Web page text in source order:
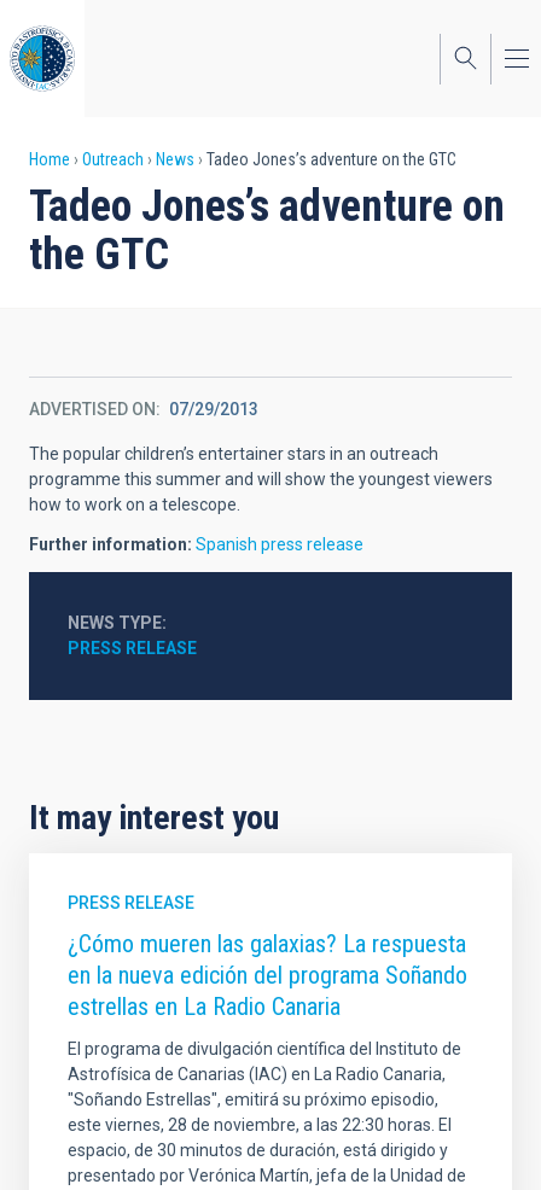
to
main
content
Breadcrumb
Home Outreach News Tadeo Jones’s adventure on the GTC
Tadeo Jones’s adventure on
the GTC
ADVERTISED ON 07/29/2013
The popular children’s entertainer stars in an outreach
programme this summer and will show the youngest viewers
how to work on a telescope.
Further information: Spanish press release
NEWS TYPE
PRESS RELEASE
It may interest you
PRESS RELEASE
¿Cómo mueren las galaxias? La respuesta
en la nueva edición del programa Soñando
estrellas en La Radio Canaria
El programa de divulgación científica del Instituto de
Astrofísica de Canarias (IAC) en La Radio Canaria,
"Soñando Estrellas", emitirá su próximo episodio,
este viernes, 28 de noviembre, a las 22:30 horas. El
espacio, de 30 minutos de duración, está dirigido y
presentado por Verónica Martín, jefa de la Unidad de